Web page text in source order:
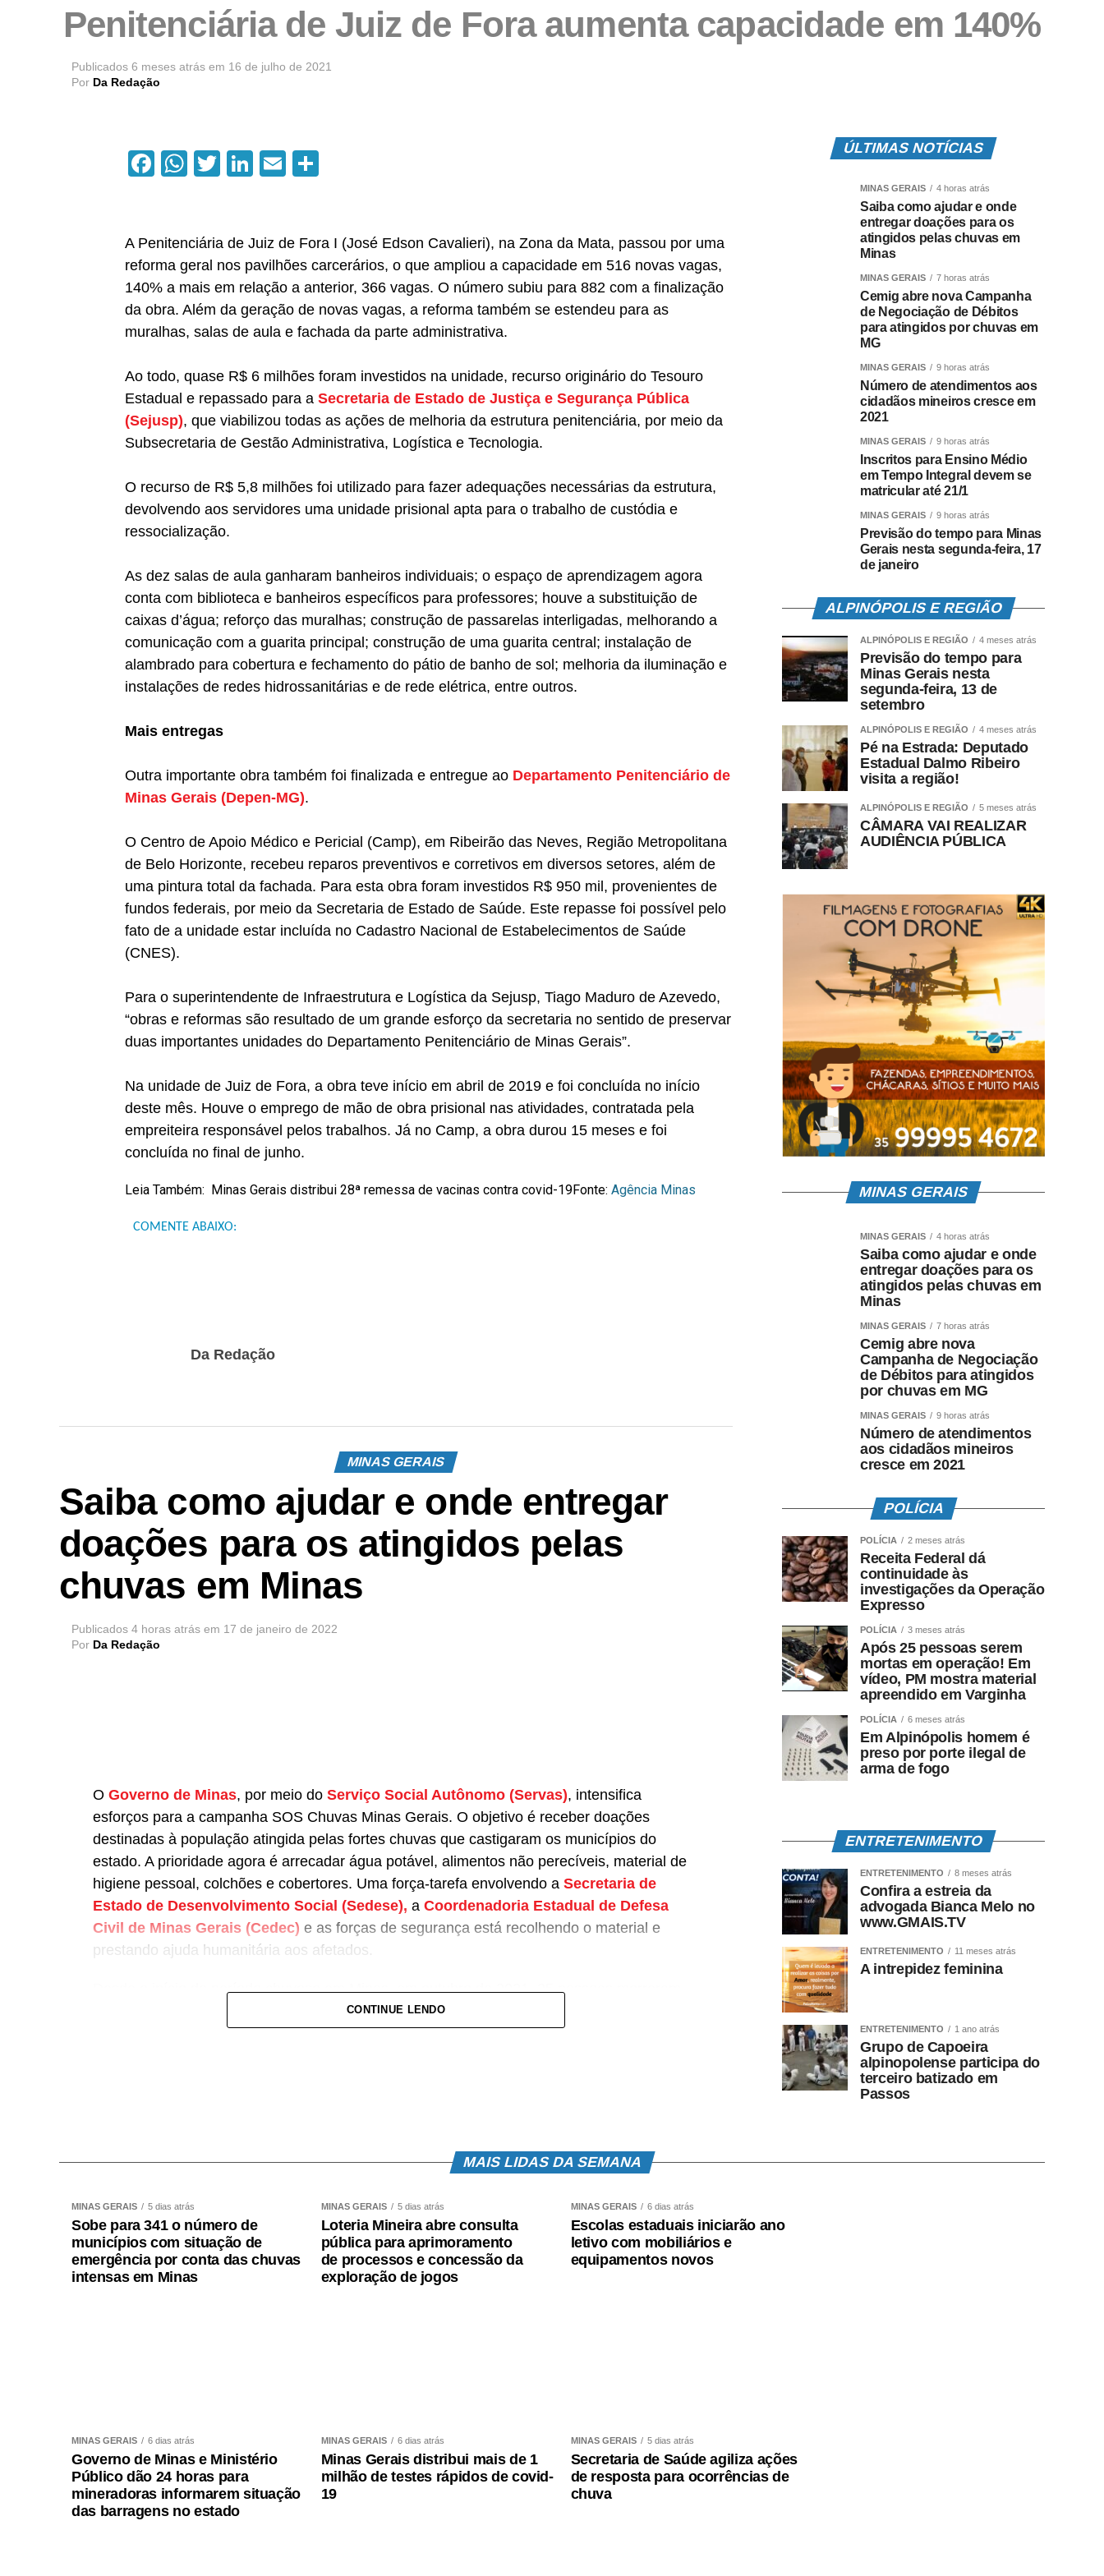
Penitenciária de Juiz de Fora aumenta capacidade em 140%
Publicados 6 meses atrás em 16 de julho de 2021
Por Da Redação
Facebook
WhatsApp
Twitter
LinkedIn
Email
A Penitenciária de Juiz de Fora I (José Edson Cavalieri), na Zona da Mata, passou por uma
reforma geral nos pavilhões carcerários, o que ampliou a capacidade em 516 novas vagas,
140% a mais em relação a anterior, 366 vagas. O número subiu para 882 com a finalização
da obra. Além da geração de novas vagas, a reforma também se estendeu para as
muralhas, salas de aula e fachada da parte administrativa.
Ao todo, quase R$ 6 milhões foram investidos na unidade, recurso originário do Tesouro
Estadual e repassado para a Secretaria de Estado de Justiça e Segurança Pública
(Sejusp), que viabilizou todas as ações de melhoria da estrutura penitenciária, por meio da
Subsecretaria de Gestão Administrativa, Logística e Tecnologia.
O recurso de R$ 5,8 milhões foi utilizado para fazer adequações necessárias da estrutura,
devolvendo aos servidores uma unidade prisional apta para o trabalho de custódia e
ressocialização.
As dez salas de aula ganharam banheiros individuais; o espaço de aprendizagem agora
conta com biblioteca e banheiros específicos para professores; houve a substituição de
caixas d’água; reforço das muralhas; construção de passarelas interligadas, melhorando a
comunicação com a guarita principal; construção de uma guarita central; instalação de
alambrado para cobertura e fechamento do pátio de banho de sol; melhoria da iluminação e
instalações de redes hidrossanitárias e de rede elétrica, entre outros.
Mais entregas
Outra importante obra também foi finalizada e entregue ao Departamento Penitenciário de
Minas Gerais (Depen-MG).
O Centro de Apoio Médico e Pericial (Camp), em Ribeirão das Neves, Região Metropolitana
de Belo Horizonte, recebeu reparos preventivos e corretivos em diversos setores, além de
uma pintura total da fachada. Para esta obra foram investidos R$ 950 mil, provenientes de
fundos federais, por meio da Secretaria de Estado de Saúde. Este repasse foi possível pelo
fato de a unidade estar incluída no Cadastro Nacional de Estabelecimentos de Saúde
(CNES).
Para o superintendente de Infraestrutura e Logística da Sejusp, Tiago Maduro de Azevedo,
“obras e reformas são resultado de um grande esforço da secretaria no sentido de preservar
duas importantes unidades do Departamento Penitenciário de Minas Gerais”.
Na unidade de Juiz de Fora, a obra teve início em abril de 2019 e foi concluída no início
deste mês. Houve o emprego de mão de obra prisional nas atividades, contratada pela
empreiteira responsável pelos trabalhos. Já no Camp, a obra durou 15 meses e foi
concluída no final de junho.
Leia Também: Minas Gerais distribui 28ª remessa de vacinas contra covid-19Fonte: Agência Minas
COMENTE ABAIXO:
Da Redação
MINAS GERAIS
Saiba como ajudar e onde entregar
doações para os atingidos pelas
chuvas em Minas
Publicados 4 horas atrás em 17 de janeiro de 2022
Por Da Redação
O Governo de Minas, por meio do Serviço Social Autônomo (Servas), intensifica
esforços para a campanha SOS Chuvas Minas Gerais. O objetivo é receber doações
destinadas à população atingida pelas fortes chuvas que castigaram os municípios do
estado. A prioridade agora é arrecadar água potável, alimentos não perecíveis, material de
higiene pessoal, colchões e cobertores. Uma força-tarefa envolvendo a Secretaria de
Estado de Desenvolvimento Social (Sedese), a Coordenadoria Estadual de Defesa
Civil de Minas Gerais (Cedec) e as forças de segurança está recolhendo o material e
prestando ajuda humanitária aos afetados.
Desde o início do período chuvoso em Minas, em outubro de 2021, 25 pessoas morreram,
47.911 ficaram desalojadas e 7.336 desabrigadas (dados atualizados em 17/1
informações foram divulgadas pela Cedec. Até o momento, 377 cidades estão em situação
Colombo, 683, no bairro Funcionários, em Belo Horizonte, de segunda a sexta-feira, das 8h
às 18h. Neste momento, a doação de roupas está suspensa devido ao grande número de
material recebido nos últimos dias. Os itens de maior necessidade são água potável,
alimentos não perecíveis, material de higiene pessoal, colchões e cobertores. Mais
informações podem ser acessadas nas redes sociais da instituição, no site
www.servas.org.brou pelo telefone (31) 3349.2400.
Os donativos também podem ser entregues na rede de supermercados Verdemar, no BH
Shopping, Shopping Diamond Mall e Shopping Pátio Savassi, em todos os batalhões,
quartéis e bases comunitárias de
Polícia Militar
, Delegacias de
Polícia Civil de Minas Gerais
CONTINUE LENDO
ÚLTIMAS NOTÍCIAS
MINAS GERAIS 4 horas atrás
Saiba como ajudar e onde
entregar doações para os
atingidos pelas chuvas em
Minas
MINAS GERAIS 7 horas atrás
Cemig abre nova Campanha
de Negociação de Débitos
para atingidos por chuvas em
MG
MINAS GERAIS 9 horas atrás
Número de atendimentos aos
cidadãos mineiros cresce em
2021
MINAS GERAIS 9 horas atrás
Inscritos para Ensino Médio
em Tempo Integral devem se
matricular até 21/1
MINAS GERAIS 9 horas atrás
Previsão do tempo para Minas
Gerais nesta segunda-feira, 17
de janeiro
ALPINÓPOLIS E REGIÃO
ALPINÓPOLIS E REGIÃO 4 meses atrás
Previsão do tempo para
Minas Gerais nesta
segunda-feira, 13 de
setembro
ALPINÓPOLIS E REGIÃO 4 meses atrás
Pé na Estrada: Deputado
Estadual Dalmo Ribeiro
visita a região!
ALPINÓPOLIS E REGIÃO 5 meses atrás
CÂMARA VAI REALIZAR
AUDIÊNCIA PÚBLICA
MINAS GERAIS
MINAS GERAIS 4 horas atrás
Saiba como ajudar e onde
entregar doações para os
atingidos pelas chuvas em
Minas
MINAS GERAIS 7 horas atrás
Cemig abre nova
Campanha de Negociação
de Débitos para atingidos
por chuvas em MG
MINAS GERAIS 9 horas atrás
Número de atendimentos
aos cidadãos mineiros
cresce em 2021
POLÍCIA
POLÍCIA 2 meses atrás
Receita Federal dá
continuidade às
investigações da Operação
Expresso
POLÍCIA 3 meses atrás
Após 25 pessoas serem
mortas em operação! Em
vídeo, PM mostra material
apreendido em Varginha
POLÍCIA 6 meses atrás
Em Alpinópolis homem é
preso por porte ilegal de
arma de fogo
ENTRETENIMENTO
ENTRETENIMENTO 8 meses atrás
Confira a estreia da
advogada Bianca Melo no
www.GMAIS.TV
ENTRETENIMENTO 11 meses atrás
A intrepidez feminina
ENTRETENIMENTO 1 ano atrás
Grupo de Capoeira
alpinopolense participa do
terceiro batizado em
Passos
MAIS LIDAS DA SEMANA
MINAS GERAIS 5 dias atrás
Sobe para 341 o número de
municípios com situação de
emergência por conta das chuvas
intensas em Minas
MINAS GERAIS 5 dias atrás
Loteria Mineira abre consulta
pública para aprimoramento
de processos e concessão da
exploração de jogos
MINAS GERAIS 6 dias atrás
Escolas estaduais iniciarão ano
letivo com mobiliários e
equipamentos novos
MINAS GERAIS 6 dias atrás
Governo de Minas e Ministério
Público dão 24 horas para
mineradoras informarem situação
das barragens no estado
MINAS GERAIS 6 dias atrás
Minas Gerais distribui mais de 1
milhão de testes rápidos de covid-
19
MINAS GERAIS 5 dias atrás
Secretaria de Saúde agiliza ações
de resposta para ocorrências de
chuva